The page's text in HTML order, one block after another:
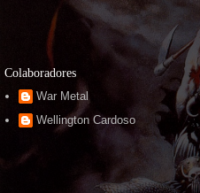
Colaboradores
War Metal
Wellington Cardoso